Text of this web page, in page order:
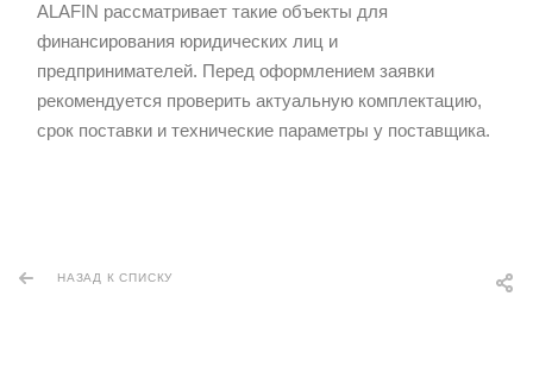
ALAFIN рассматривает такие объекты для
финансирования юридических лиц и
предпринимателей. Перед оформлением заявки
рекомендуется проверить актуальную комплектацию,
срок поставки и технические параметры у поставщика.
НАЗАД К СПИСКУ